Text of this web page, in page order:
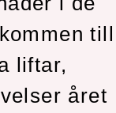
till
liftar,
året